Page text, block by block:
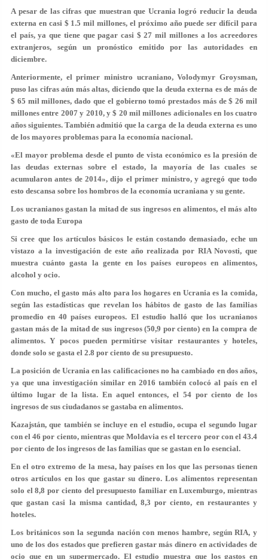
A pesar de las cifras que muestran que Ucrania logró reducir la deuda
externa en casi $ 1.5 mil millones, el próximo año puede ser difícil para
el país, ya que tiene que pagar casi $ 27 mil millones a los acreedores
extranjeros, según un pronóstico emitido por las autoridades en
diciembre.
Anteriormente, el primer ministro ucraniano, Volodymyr Groysman,
puso las cifras aún más altas, diciendo que la deuda externa es de más de
$ 65 mil millones, dado que el gobierno tomó prestados más de $ 26 mil
millones entre 2007 y 2010, y $ 20 mil millones adicionales en los cuatro
años siguientes. También admitió que la carga de la deuda externa es uno
de los mayores problemas para la economía nacional.
«El mayor problema desde el punto de vista económico es la presión de
las deudas externas sobre el estado, la mayoría de las cuales se
acumularon antes de 2014», dijo el primer ministro, y agregó que todo
esto descansa sobre los hombros de la economía ucraniana y su gente.
Los ucranianos gastan la mitad de sus ingresos en alimentos, el más alto
gasto de toda Europa
Si cree que los artículos básicos le están costando demasiado, eche un
vistazo a la investigación de este año realizada por RIA Novosti, que
muestra cuánto gasta la gente en los países europeos en alimentos,
alcohol y ocio.
Con mucho, el gasto más alto para los hogares en Ucrania es la comida,
según las estadísticas que revelan los hábitos de gasto de las familias
promedio en 40 países europeos. El estudio halló que los ucranianos
gastan más de la mitad de sus ingresos (50,9 por ciento) en la compra de
alimentos. Y pocos pueden permitirse visitar restaurantes y hoteles,
donde solo se gasta el 2.8 por ciento de su presupuesto.
La posición de Ucrania en las calificaciones no ha cambiado en dos años,
ya que una investigación similar en 2016 también colocó al país en el
último lugar de la lista. En aquel entonces, el 54 por ciento de los
ingresos de sus ciudadanos se gastaba en alimentos.
Kazajstán, que también se incluye en el estudio, ocupa el segundo lugar
con el 46 por ciento, mientras que Moldavia es el tercero peor con el 43.4
por ciento de los ingresos de las familias que se gastan en lo esencial.
En el otro extremo de la mesa, hay países en los que las personas tienen
otros artículos en los que gastar su dinero. Los alimentos representan
solo el 8,8 por ciento del presupuesto familiar en Luxemburgo, mientras
que gastan casi la misma cantidad, 8,3 por ciento, en restaurantes y
hoteles.
Los británicos son la segunda nación con menos hambre, según RIA, y
uno de los dos estados que prefieren gastar más dinero en actividades de
ocio que en un supermercado. El estudio muestra que los gastos en